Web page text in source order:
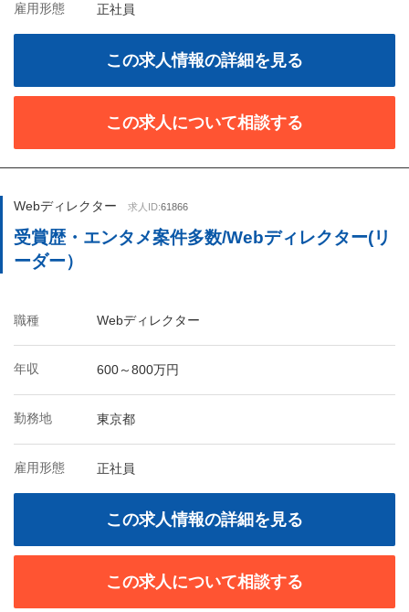
雇用形態 正社員
この求人情報の詳細を見る
この求人について相談する
Webディレクター 求人ID:61866
受賞歴・エンタメ案件多数/Webディレクター(リ
ーダー）
職種 Webディレクター
年収 600～800万円
勤務地 東京都
雇用形態 正社員
この求人情報の詳細を見る
この求人について相談する